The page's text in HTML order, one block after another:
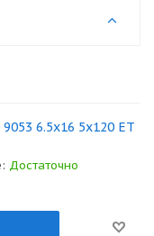
6.5x16 5x120 ET
Достаточно